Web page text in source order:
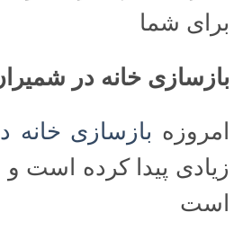
برای شما
بازسازی خانه در
امروزه بازسازی خانه
زیادی پیدا کرده است و
است